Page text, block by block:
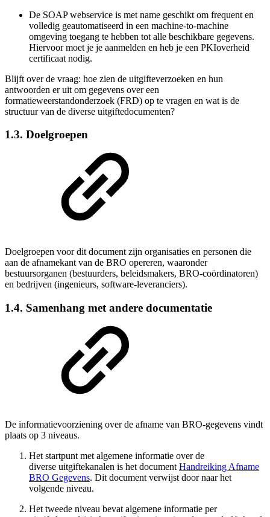
De SOAP webservice is met name geschikt om frequent en
volledig geautomatiseerd in een machine-to-machine
omgeving toegang te hebben tot alle beschikbare gegevens.
Hiervoor moet je je aanmelden en heb je een PKIoverheid
certificaat nodig.
Blijft over de vraag: hoe zien de uitgifteverzoeken en hun
antwoorden er uit om gegevens over een
formatieweerstandonderzoek (FRD) op te vragen en wat is de
structuur van de diverse uitgiftedocumenten?
1.3. Doelgroepen
Doelgroepen voor dit document zijn organisaties en personen die
aan de afnamekant van de BRO opereren, waaronder
bestuursorganen (bestuurders, beleidsmakers, BRO-coördinatoren)
en bedrijven (ingenieurs, software-leveranciers).
1.4. Samenhang met andere documentatie
De informatievoorziening over de afname van BRO-gegevens vindt
plaats op 3 niveaus.
Het startpunt met algemene informatie over de
diverse uitgiftekanalen is het document Handreiking Afname
BRO Gegevens. Dit document verwijst door naar het
volgende niveau.
Het tweede niveau bevat algemene informatie per